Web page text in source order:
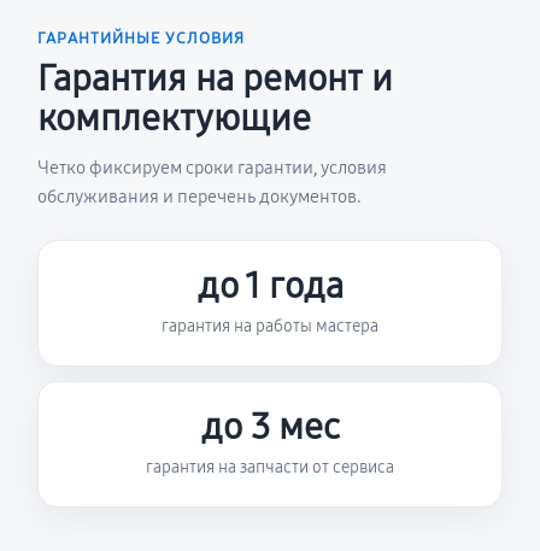
ГАРАНТИЙНЫЕ УСЛОВИЯ
Гарантия на ремонт и
комплектующие
Четко фиксируем сроки гарантии, условия
обслуживания и перечень документов.
до 1 года
гарантия на работы мастера
до 3 мес
гарантия на запчасти от сервиса